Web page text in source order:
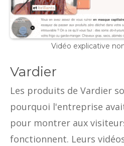
Vidéo explicative
Vardier
Les produits de Vardier
pourquoi l'entreprise
pour montrer aux
fonctionnent. Leurs